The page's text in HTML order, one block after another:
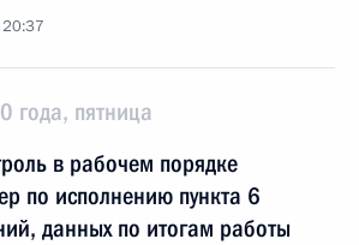
20:37
года, пятница
в рабочем порядке
по исполнению пункта 6
данных по итогам работы